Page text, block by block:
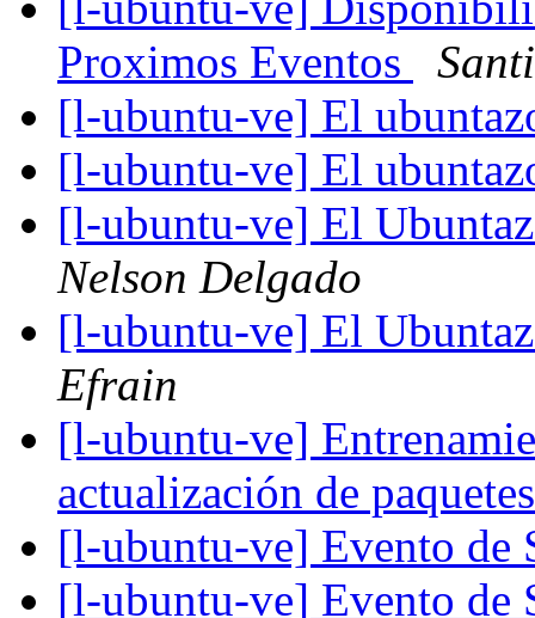
Proximos Eventos
[l-ubuntu-ve] El
[l-ubuntu-ve] El
[l-ubuntu-ve] El
Nelson Delgado
[l-ubuntu-ve] El
Efrain
[l-ubuntu-ve]
actualización de
[l-ubuntu-ve] Evento de
[l-ubuntu-ve] Evento de